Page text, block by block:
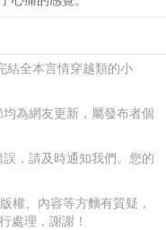
結全本言情穿越類的小
為網友更新，屬發布者個
，請及時通知我們。您的
權、內容等方麵有質疑，
處理，謝謝！